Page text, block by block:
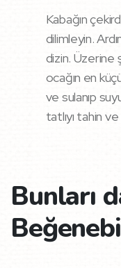
Kabağın
dilimleyin.
dizin. Üzerine
ocağın en
ve sulanıp
tatlıyı tahin
Bunları